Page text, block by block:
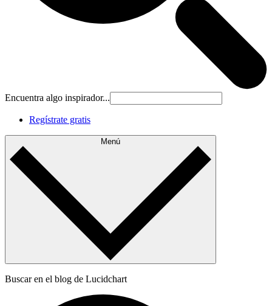
Encuentra algo inspirador...
Regístrate gratis
Menú
Buscar en el blog de Lucidchart